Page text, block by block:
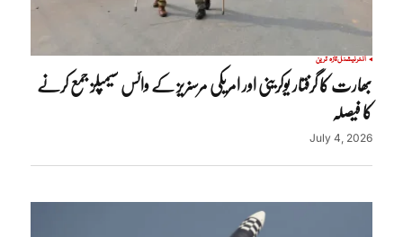
انٹرنیشنلتازہ ترین
بھارت کا گرفتار یوکرینی اور امریکی مرسنریز کے وائس سیمپلز جمع کرنے
کا فیصلہ
July 4, 2026